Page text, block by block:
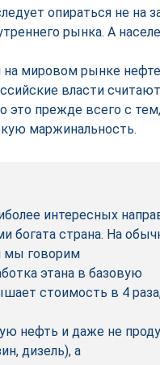
опираться не на
рынка. А
мировом рынке
власти
это прежде всего с
маржинальность.
интересных
богата страна. На
мы говорим
этана в базовую
стоимость в 4
нефть и даже не
дизель), а